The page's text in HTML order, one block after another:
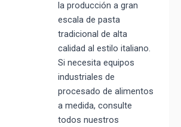
la producción a gran
escala de pasta
tradicional de alta
calidad al estilo italiano.
Si necesita equipos
industriales de
procesado de alimentos
a medida, consulte
todos nuestros